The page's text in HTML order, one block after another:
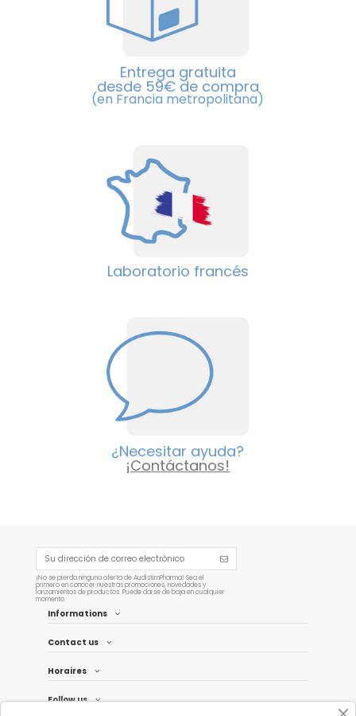
Entrega gratuita
desde 59€ de compra
(en Francia metropolitana)
Laboratorio francés
¿Necesitar ayuda?
¡Contáctanos!
¡No se pierda ninguna oferta de AudistimPharma! Sea el
primero en conocer nuestras promociones, novedades y
lanzamientos de productos. Puede darse de baja en cualquier
momento.
Informations
Contact us
Horaires
Follow us